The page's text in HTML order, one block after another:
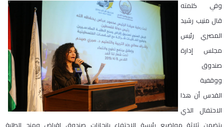
وفي كلمته
قال منيب رشيد
المصري رئيس
مجلس إدارة
صندوق
ووقفية
القدس أن هذا
الاحتفال الذي